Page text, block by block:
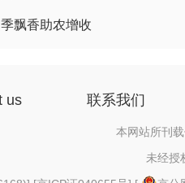
飘香助农增收
us 联系我们
本网站所刊
未经授